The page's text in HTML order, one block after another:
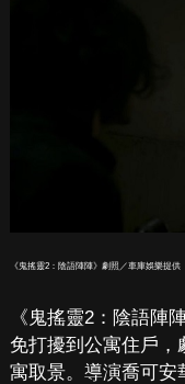
《鬼搖靈2：陰語陣陣》劇照／車庫娛樂提供
《鬼搖靈2：陰語陣
免打擾到公寓住戶，
寓取景。導演喬可安